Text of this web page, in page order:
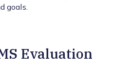
goals.
Evaluation